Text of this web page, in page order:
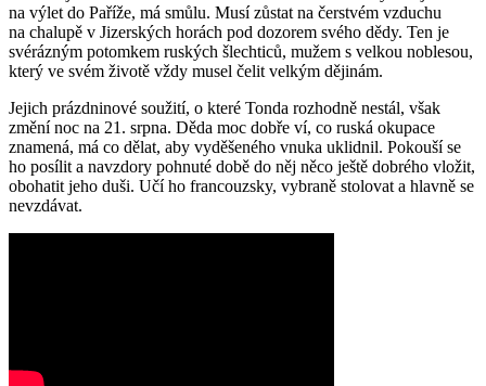
na výlet do Paříže, má smůlu. Musí zůstat na čerstvém vzduchu
na chalupě v Jizerských horách pod dozorem svého dědy. Ten je
svérázným potomkem ruských šlechticů, mužem s velkou noblesou,
který ve svém životě vždy musel čelit velkým dějinám.
Jejich prázdninové soužití, o které Tonda rozhodně nestál, však
změní noc na 21. srpna. Děda moc dobře ví, co ruská okupace
znamená, má co dělat, aby vyděšeného vnuka uklidnil. Pokouší se
ho posílit a navzdory pohnuté době do něj něco ještě dobrého vložit,
obohatit jeho duši. Učí ho francouzsky, vybraně stolovat a hlavně se
nevzdávat.